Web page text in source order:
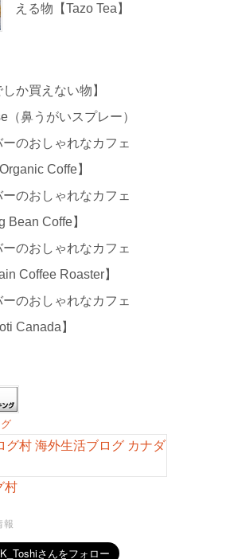
える物【Tazo Tea】
しか買えない物】
（鼻うがいスプレー）
のおしゃれなカフェ
Coffe】
のおしゃれなカフェ
Bean Coffe】
のおしゃれなカフェ
Coffee Roaster】
のおしゃれなカフェ
Canada】
村
報